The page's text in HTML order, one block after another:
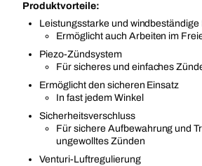
Produktvorteile:
Leistungsstarke und windbeständige
Ermöglicht auch Arbeiten im
Piezo-Zündsystem
Für sicheres und einfaches
Ermöglicht den sicheren Einsatz
In fast jedem Winkel
Sicherheitsverschluss
Für sichere Aufbewahrung und
ungewolltes Zünden
Venturi-Luftregulierung